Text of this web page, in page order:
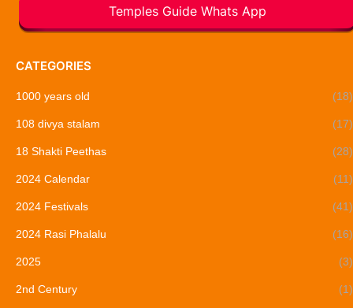
Temples Guide Whats App
CATEGORIES
1000 years old (18)
108 divya stalam (17)
18 Shakti Peethas (28)
2024 Calendar (11)
2024 Festivals (41)
2024 Rasi Phalalu (16)
2025 (3)
2nd Century (1)